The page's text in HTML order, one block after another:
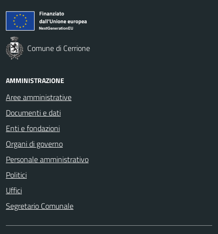
Comune di Cerrione
AMMINISTRAZIONE
Aree amministrative
Documenti e dati
Enti e fondazioni
Organi di governo
Personale amministrativo
Politici
Uffici
Segretario Comunale